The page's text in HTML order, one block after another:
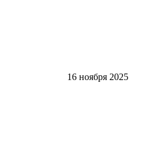
16 ноября 2025